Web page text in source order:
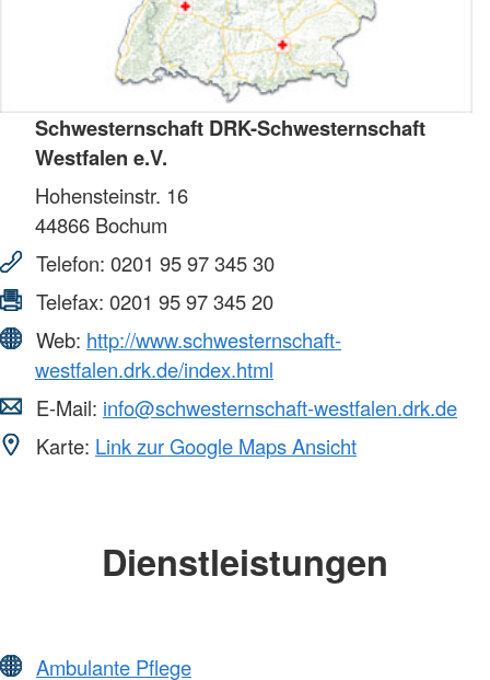
Schwesternschaft DRK-Schwesternschaft
Westfalen e.V.
Hohensteinstr. 16
44866 Bochum
Telefon: 0201 95 97 345 30
Telefax: 0201 95 97 345 20
Web: http://www.schwesternschaft-
westfalen.drk.de/index.html
E-Mail: info@schwesternschaft-westfalen.drk.de
Karte: Link zur Google Maps Ansicht
Dienstleistungen
Ambulante Pflege